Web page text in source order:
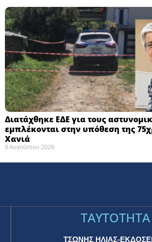
Διατάχθηκε ΕΔΕ για τους
εμπλέκονται στην υπόθεση της
Χανιά
6 Αυγούστου 2026
TAYTOTHTA
ΤΣΩΝΗΣ ΗΛΙΑΣ-